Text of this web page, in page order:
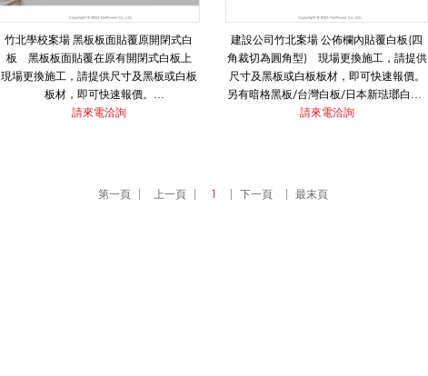
竹北學校案場 黑板板面貼覆原開閉式白
板 黑板板面貼覆在原有開閉式白板上
現場更換施工，請提供尺寸及黑板或白板
板材，即可快速報價。
另有標準黑板/台灣白板/日本新琺瑯白板/
請來電洽詢
建設公司竹北案場 公佈欄內貼覆白板(四
角裁切為圓角型) 現場更換施工，請提供
尺寸及黑板或白板板材，即可快速報價。
另有暗格黑板/台灣白板/日本新琺瑯白板/
歐洲琺瑯白板/韓國奈米投影白板可選擇，
請來電洽詢
第一頁 上一頁 1 下一頁 最末頁